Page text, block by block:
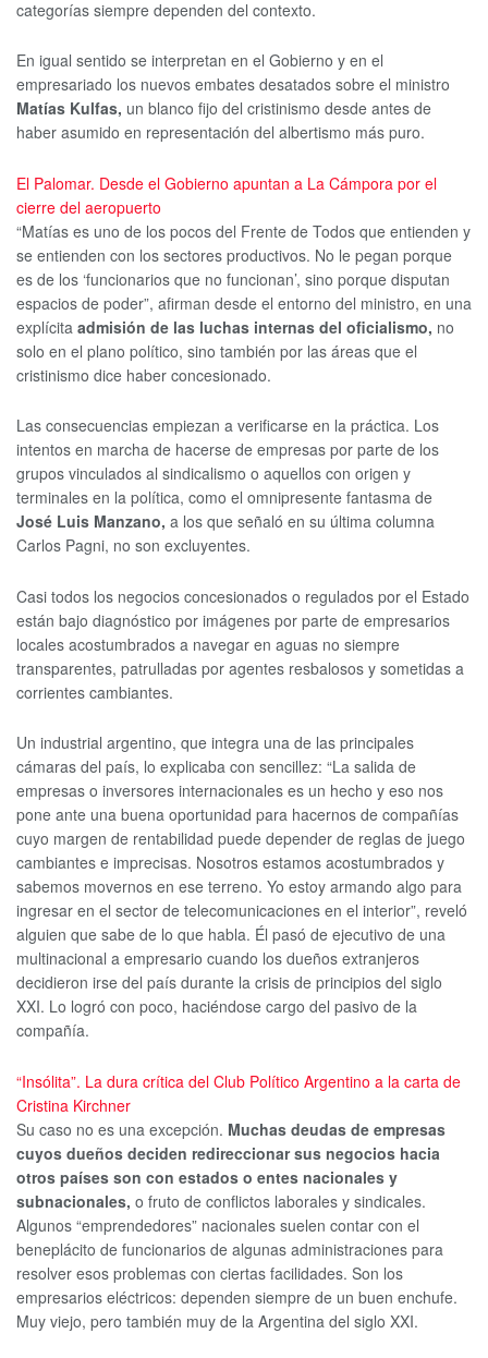
categorías siempre dependen del contexto.
En igual sentido se interpretan en el Gobierno y en el
empresariado los nuevos embates desatados sobre el ministro
Matías Kulfas, un blanco fijo del cristinismo desde antes de
haber asumido en representación del albertismo más puro.
El Palomar. Desde el Gobierno apuntan a La Cámpora por el
cierre del aeropuerto
“Matías es uno de los pocos del Frente de Todos que entienden y
se entienden con los sectores productivos. No le pegan porque
es de los ‘funcionarios que no funcionan’, sino porque disputan
espacios de poder”, afirman desde el entorno del ministro, en una
explícita admisión de las luchas internas del oficialismo, no
solo en el plano político, sino también por las áreas que el
cristinismo dice haber concesionado.
Las consecuencias empiezan a verificarse en la práctica. Los
intentos en marcha de hacerse de empresas por parte de los
grupos vinculados al sindicalismo o aquellos con origen y
terminales en la política, como el omnipresente fantasma de
José Luis Manzano, a los que señaló en su última columna
Carlos Pagni, no son excluyentes.
Casi todos los negocios concesionados o regulados por el Estado
están bajo diagnóstico por imágenes por parte de empresarios
locales acostumbrados a navegar en aguas no siempre
transparentes, patrulladas por agentes resbalosos y sometidas a
corrientes cambiantes.
Un industrial argentino, que integra una de las principales
cámaras del país, lo explicaba con sencillez: “La salida de
empresas o inversores internacionales es un hecho y eso nos
pone ante una buena oportunidad para hacernos de compañías
cuyo margen de rentabilidad puede depender de reglas de juego
cambiantes e imprecisas. Nosotros estamos acostumbrados y
sabemos movernos en ese terreno. Yo estoy armando algo para
ingresar en el sector de telecomunicaciones en el interior”, reveló
alguien que sabe de lo que habla. Él pasó de ejecutivo de una
multinacional a empresario cuando los dueños extranjeros
decidieron irse del país durante la crisis de principios del siglo
XXI. Lo logró con poco, haciéndose cargo del pasivo de la
compañía.
“Insólita”. La dura crítica del Club Político Argentino a la carta de
Cristina Kirchner
Su caso no es una excepción. Muchas deudas de empresas
cuyos dueños deciden redireccionar sus negocios hacia
otros países son con estados o entes nacionales y
subnacionales, o fruto de conflictos laborales y sindicales.
Algunos “emprendedores” nacionales suelen contar con el
beneplácito de funcionarios de algunas administraciones para
resolver esos problemas con ciertas facilidades. Son los
empresarios eléctricos: dependen siempre de un buen enchufe.
Muy viejo, pero también muy de la Argentina del siglo XXI.